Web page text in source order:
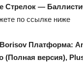
Стрелок —
по ссылке ниже
Платформа:
(Полная версия),